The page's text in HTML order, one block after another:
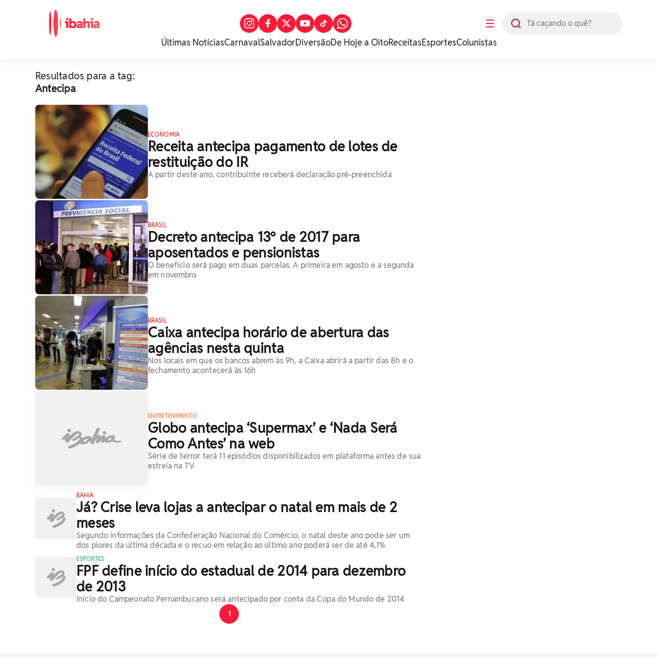
☰
Últimas NotíciasCarnavalSalvadorDiversãoDe Hoje a OitoReceitasEsportesColunistas
Resultados para a tag:
Antecipa
ECONOMIA
Receita antecipa pagamento de lotes de
restituição do IR
A partir deste ano, contribuinte receberá declaração pré-preenchida
BRASIL
Decreto antecipa 13º de 2017 para
aposentados e pensionistas
O benefício será pago em duas parcelas. A primeira em agosto e a segunda
em novembro
BRASIL
Caixa antecipa horário de abertura das
agências nesta quinta
Nos locais em que os bancos abrem às 9h, a Caixa abrirá a partir das 8h e o
fechamento acontecerá às 16h
ENTRETENIMENTO
Globo antecipa ‘Supermax’ e ‘Nada Será
Como Antes’ na web
Série de terror terá 11 episódios disponibilizados em plataforma antes de sua
estreia na TV
BAHIA
Já? Crise leva lojas a antecipar o natal em mais de 2
meses
Segundo informações da Confederação Nacional do Comércio, o natal deste ano pode ser um
dos piores da última década e o recuo em relação ao último ano poderá ser de até 4,1%
ESPORTES
FPF define início do estadual de 2014 para dezembro
de 2013
Início do Campeonato Pernambucano será antecipado por conta da Copa do Mundo de 2014
1